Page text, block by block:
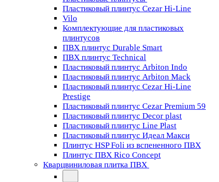
Пластиковый плинтус Cezar Hi-Line
Vilo
Комплектующие для пластиковых
плинтусов
ПВХ плинтус Durable Smart
ПВХ плинтус Technical
Пластиковый плинтус Arbiton Indo
Пластиковый плинтус Arbiton Mack
Пластиковый плинтус Cezar Hi-Line
Prestige
Пластиковый плинтус Cezar Premium 59
Пластиковый плинтус Decor plast
Пластиковый плинтус Line Plast
Пластиковый плинтус Идеал Макси
Плинтус HSP Foli из вспененного ПВХ
Плинтус ПВХ Rico Concept
Кварцвиниловая плитка ПВХ